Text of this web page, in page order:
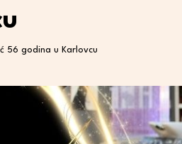
56 godina u Karlovcu